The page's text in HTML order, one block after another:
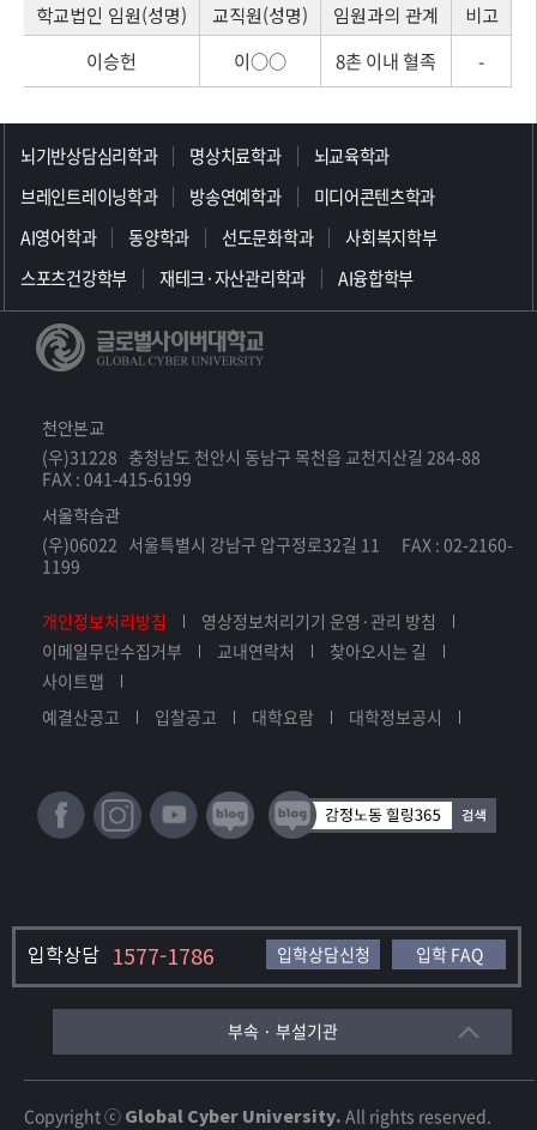
학교법인 임원(성명) 교직원(성명) 임원과의 관계 비고
이승헌 이○○ 8촌 이내 혈족 -
뇌기반상담심리학과 명상치료학과
뇌교육학과
브레인트레이닝학과
방송연예학과
미디어콘텐츠학과
AI영어학과
동양학과 선도문화학과
사회복지학부
스포츠건강학부
재테크·자산관리학과 AI융합학부
천안본교
(우)31228 충청남도 천안시 동남구 목천읍 교천지산길 284-88
FAX : 041-415-6199
서울학습관
(우)06022 서울특별시 강남구 압구정로32길 11 FAX : 02-2160-
1199
개인정보처리방침
영상정보처리기기 운영·관리 방침
이메일무단수집거부
교내연락처
찾아오시는 길
사이트맵
예결산공고
입찰공고 대학요람 대학정보공시
부속 · 부설기관
입학상담 1577-1786 입학상담신청 입학 FAQ
Copyright ⓒ Global Cyber University. All rights reserved.